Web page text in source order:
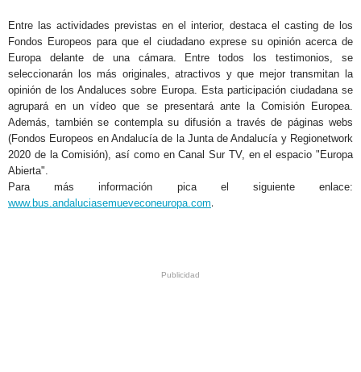
Entre las actividades previstas en el interior, destaca el casting de los
Fondos Europeos para que el ciudadano exprese su opinión acerca de
Europa delante de una cámara. Entre todos los testimonios, se
seleccionarán los más originales, atractivos y que mejor transmitan la
opinión de los Andaluces sobre Europa. Esta participación ciudadana se
agrupará en un vídeo que se presentará ante la Comisión Europea.
Además, también se contempla su difusión a través de páginas webs
(Fondos Europeos en Andalucía de la Junta de Andalucía y Regionetwork
2020 de la Comisión), así como en Canal Sur TV, en el espacio "Europa
Abierta".
Para más información pica el siguiente enlace:
www.bus.andaluciasemueveconeuropa.com.